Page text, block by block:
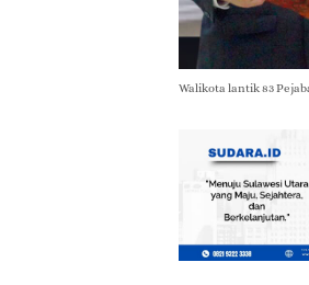
Walikota lantik 83